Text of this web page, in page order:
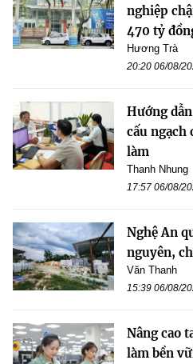
nghiệp
470 tỷ
Hương Trà
20:20 06/08/
Hướng
cấu ngạch
làm
Thanh Nhung
17:57 06/08/
Nghệ An
nguyên,
Văn Thanh
15:39 06/08/
Nâng cao
làm bền